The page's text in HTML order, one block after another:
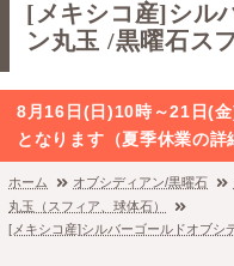
[メキシコ産]シル
ン丸玉 /黒曜石ス
8月16日(日)10時～21日(
となります（夏季休業の詳
ホーム オブシディアン/黒曜石
丸玉（スフィア、球体石）
[メキシコ産]シルバーゴールドオブシ